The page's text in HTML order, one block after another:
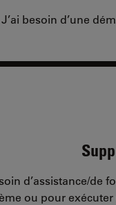
J’ai besoin d’une
d’assistance/de
ou pour